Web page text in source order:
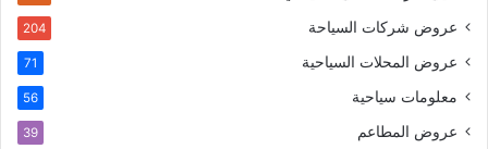
عروض شركات السياحة 204
عروض المحلات السياحية 71
معلومات سياحية 56
عروض المطاعم 39